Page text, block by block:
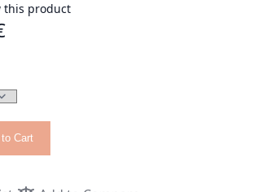
this product
Cart